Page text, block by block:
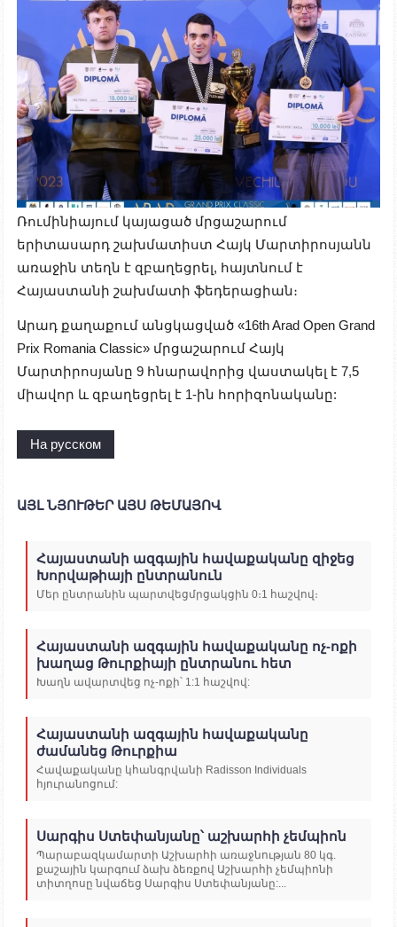
Ռումինիայում կայացած մրցաշարում
երիտասարդ շախմատիստ Հայկ Մարտիրոսյանն
առաջին տեղն է զբաղեցրել, հայտնում է
Հայաստանի շախմատի ֆեդերացիան։
Արադ քաղաքում անցկացված «16th Arad Open Grand
Prix Romania Classic» մրցաշարում Հայկ
Մարտիրոսյանը 9 հնարավորից վաստակել է 7,5
միավոր և զբաղեցրել է 1-ին հորիզոնականը:
На русском
ԱՅԼ ՆՅՈՒԹԵՐ ԱՅՍ ԹԵՄԱՅՈՎ
Հայաստանի ազգային հավաքականը զիջեց
Խորվաթիայի ընտրանուն
Մեր ընտրանին պարտվեցմրցակցին 0։1 հաշվով։
Հայաստանի ազգային հավաքականը ոչ-ոքի
խաղաց Թուրքիայի ընտրանու հետ
Խաղն ավարտվեց ոչ-ոքի՝ 1:1 հաշվով:
Հայաստանի ազգային հավաքականը
ժամանեց Թուրքիա
Հավաքականը կհանգրվանի Radisson Individuals
հյուրանոցում:
Սարգիս Ստեփանյանը՝ աշխարհի չեմպիոն
Պարաբազկամարտի Աշխարհի առաջնության 80 կգ.
քաշային կարգում ձախ ձեռքով Աշխարհի չեմպիոնի
տիտղոսը նվաճեց Սարգիս Ստեփանյանը:...